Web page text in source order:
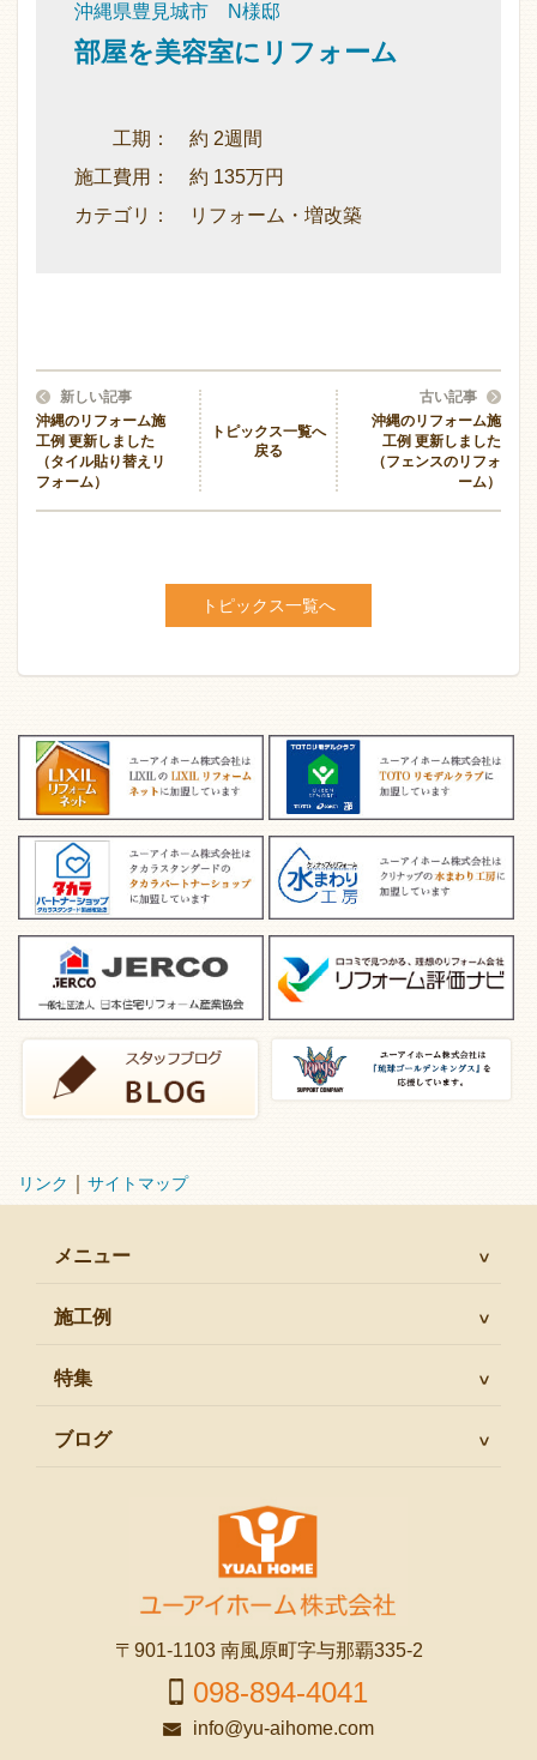
沖縄県豊見城市 N様邸
部屋を美容室にリフォーム
工期： 約 2週間
施工費用： 約 135万円
カテゴリ： リフォーム・増改築
新しい記事
沖縄のリフォーム施
工例 更新しました
（タイル貼り替えリ
フォーム）
トピックス一覧へ
戻る
古い記事
沖縄のリフォーム施
工例 更新しました
（フェンスのリフォ
ーム）
トピックス一覧へ
リンク サイトマップ
〒901-1103 南風原町字与那覇335-2
098-894-4041
info@yu-aihome.com
メニュー
施工例
特集
ブログ